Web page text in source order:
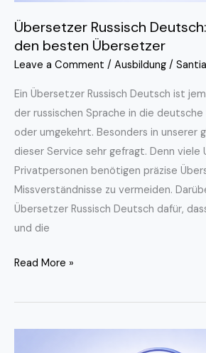
Übersetzer Russisch
den besten Übersetzer
Leave a Comment / Ausbildung /
Ein Übersetzer Russisch Deutsch ist
der russischen Sprache in die
oder umgekehrt. Besonders in unserer
dieser Service sehr gefragt. Denn viele
Privatpersonen benötigen präzise
Missverständnisse zu vermeiden.
Übersetzer Russisch Deutsch dafür,
und die
Read More »